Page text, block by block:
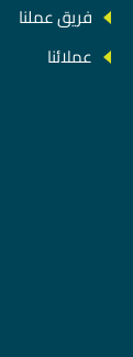
فريق عملنا
عملائنا